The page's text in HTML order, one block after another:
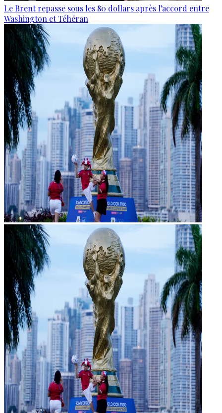
Le Brent repasse sous les 80 dollars après l’accord entre
Washington et Téhéran